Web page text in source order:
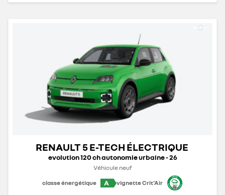
RENAULT 5 E-TECH ÉLECTRIQUE
evolution 120 ch autonomie urbaine - 26
Véhicule neuf
classe énergétique
A vignette Crit'Air